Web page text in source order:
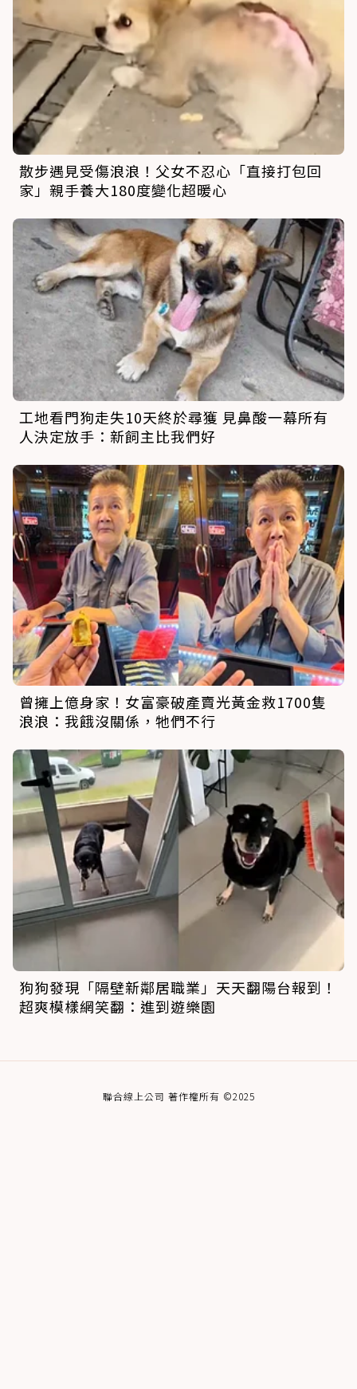
散步遇見受傷浪浪！父女不忍心「直接打包回
家」親手養大180度變化超暖心
工地看門狗走失10天終於尋獲 見鼻酸一幕所有
人決定放手：新飼主比我們好
曾擁上億身家！女富豪破產賣光黃金救1700隻
浪浪：我餓沒關係，牠們不行
狗狗發現「隔壁新鄰居職業」天天翻陽台報到！
超爽模樣網笑翻：進到遊樂園
聯合線上公司 著作權所有 ©2025